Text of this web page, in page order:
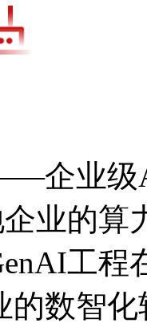
企业级
的算力
工程在
业的数